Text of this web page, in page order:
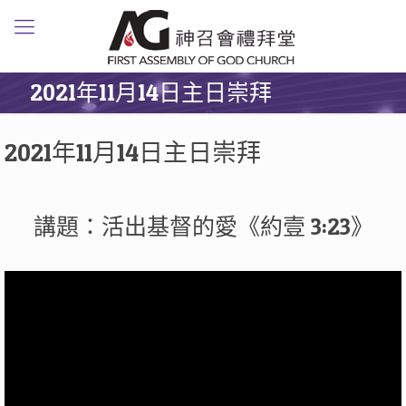
2021年11月14日主日崇拜
2021年11月14日主日崇拜
講題：活出基督的愛《約壹 3:23》